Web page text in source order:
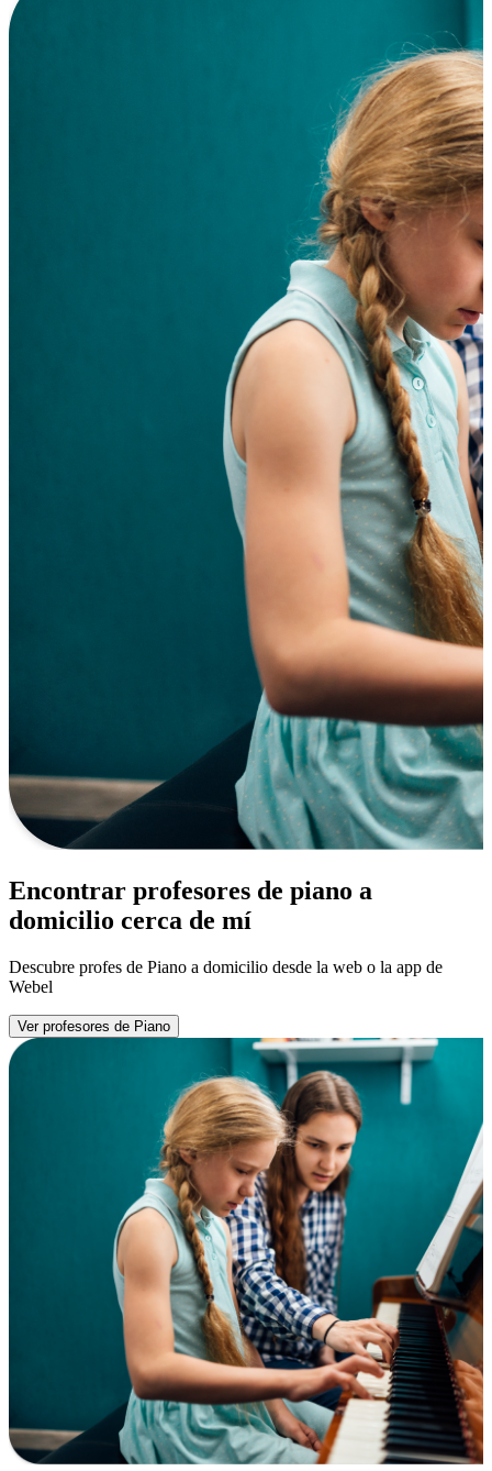
Encontrar profesores de piano a
domicilio cerca de mí
Descubre profes de Piano a domicilio desde la web o la app de
Webel
Ver profesores de Piano